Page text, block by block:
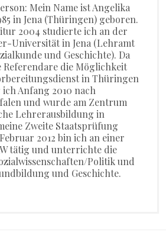
Mein Name ist Angelika
in Jena (Thüringen) geboren.
2004 studierte ich an der
Universität in Jena (Lehramt
und Geschichte). Da
Referendare die Möglichkeit
in Thüringen
Anfang 2010 nach
und wurde am Zentrum
Lehrerausbildung in
Zweite Staatsprüfung
2012 bin ich an einer
tätig und unterrichte die
Politik und
und Geschichte.